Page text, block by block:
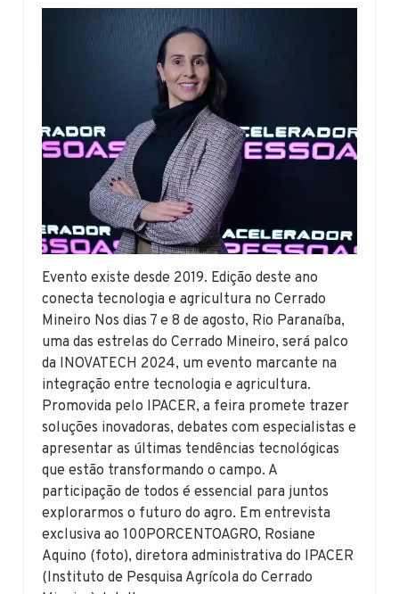
Evento existe desde 2019. Edição deste ano
conecta tecnologia e agricultura no Cerrado
Mineiro Nos dias 7 e 8 de agosto, Rio Paranaíba,
uma das estrelas do Cerrado Mineiro, será palco
da INOVATECH 2024, um evento marcante na
integração entre tecnologia e agricultura.
Promovida pelo IPACER, a feira promete trazer
soluções inovadoras, debates com especialistas e
apresentar as últimas tendências tecnológicas
que estão transformando o campo. A
participação de todos é essencial para juntos
explorarmos o futuro do agro. Em entrevista
exclusiva ao 100PORCENTOAGRO, Rosiane
Aquino (foto), diretora administrativa do IPACER
(Instituto de Pesquisa Agrícola do Cerrado